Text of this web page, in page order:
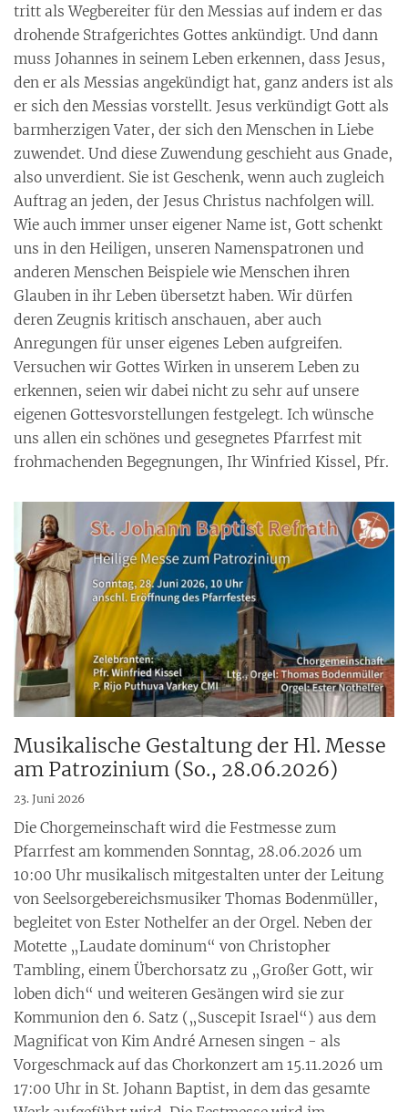
tritt als Wegbereiter für den Messias auf indem er das
drohende Strafgerichtes Gottes ankündigt. Und dann
muss Johannes in seinem Leben erkennen, dass Jesus,
den er als Messias angekündigt hat, ganz anders ist als
er sich den Messias vorstellt. Jesus verkündigt Gott als
barmherzigen Vater, der sich den Menschen in Liebe
zuwendet. Und diese Zuwendung geschieht aus Gnade,
also unverdient. Sie ist Geschenk, wenn auch zugleich
Auftrag an jeden, der Jesus Christus nachfolgen will.
Wie auch immer unser eigener Name ist, Gott schenkt
uns in den Heiligen, unseren Namenspatronen und
anderen Menschen Beispiele wie Menschen ihren
Glauben in ihr Leben übersetzt haben. Wir dürfen
deren Zeugnis kritisch anschauen, aber auch
Anregungen für unser eigenes Leben aufgreifen.
Versuchen wir Gottes Wirken in unserem Leben zu
erkennen, seien wir dabei nicht zu sehr auf unsere
eigenen Gottesvorstellungen festgelegt. Ich wünsche
uns allen ein schönes und gesegnetes Pfarrfest mit
frohmachenden Begegnungen, Ihr Winfried Kissel, Pfr.
Musikalische Gestaltung der Hl. Messe
am Patrozinium (So., 28.06.2026)
23. Juni 2026
Die Chorgemeinschaft wird die Festmesse zum
Pfarrfest am kommenden Sonntag, 28.06.2026 um
10:00 Uhr musikalisch mitgestalten unter der Leitung
von Seelsorgebereichsmusiker Thomas Bodenmüller,
begleitet von Ester Nothelfer an der Orgel. Neben der
Motette „Laudate dominum“ von Christopher
Tambling, einem Überchorsatz zu „Großer Gott, wir
loben dich“ und weiteren Gesängen wird sie zur
Kommunion den 6. Satz („Suscepit Israel“) aus dem
Magnificat von Kim André Arnesen singen - als
Vorgeschmack auf das Chorkonzert am 15.11.2026 um
17:00 Uhr in St. Johann Baptist, in dem das gesamte